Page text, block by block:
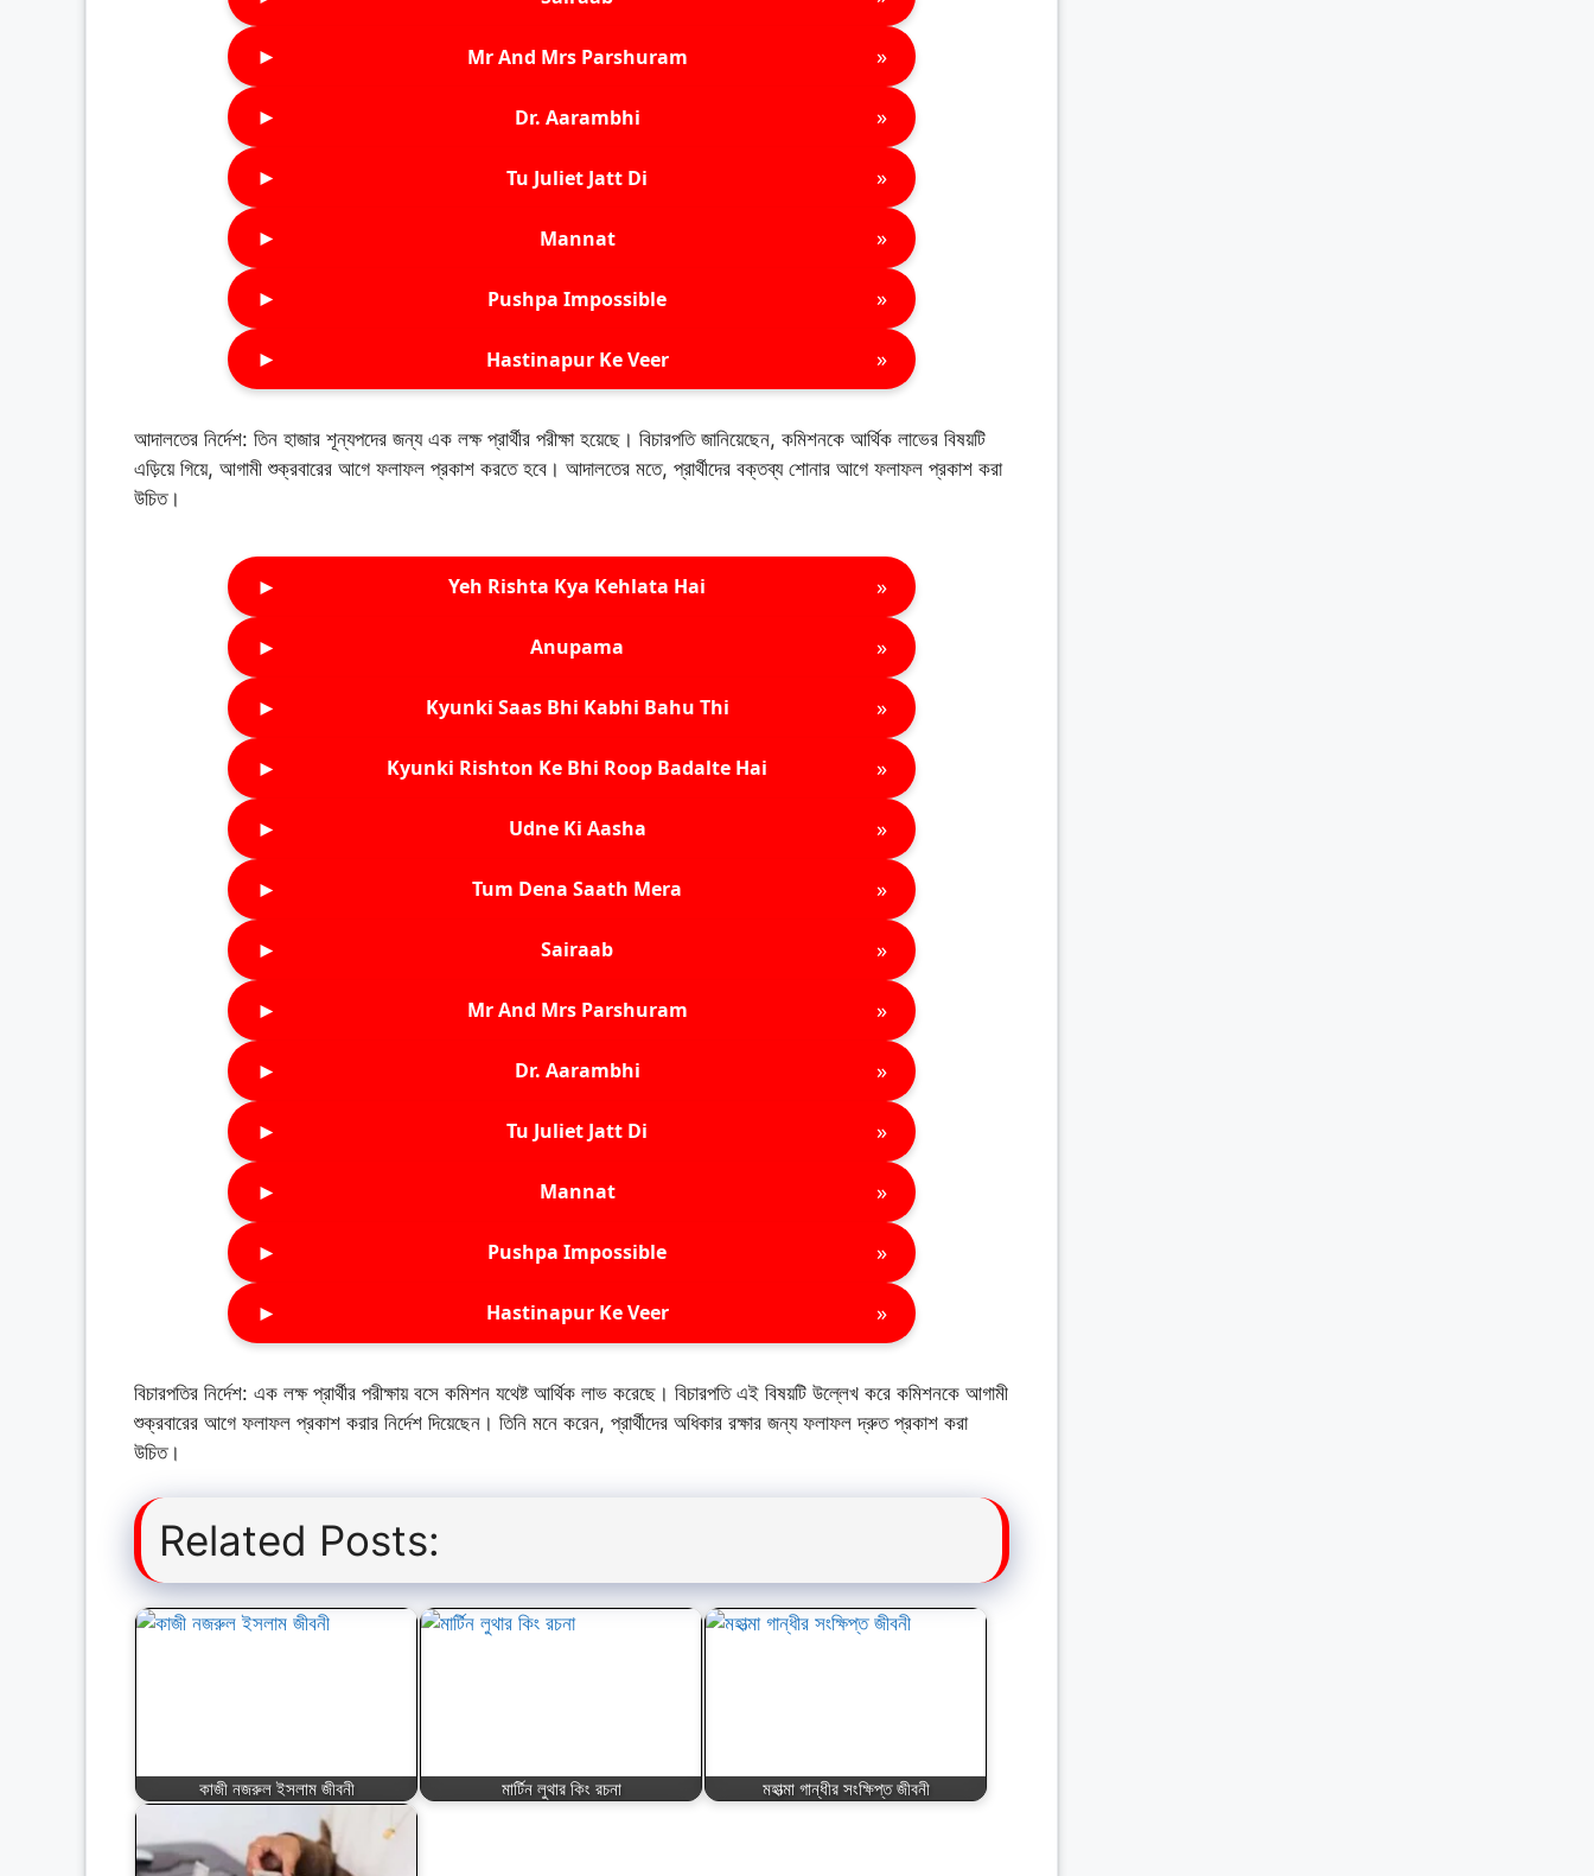
► Mr And Mrs Parshuram »
► Dr. Aarambhi »
► Tu Juliet Jatt Di »
► Mannat »
► Pushpa Impossible »
► Hastinapur Ke Veer »
আদালতের নির্দেশ: তিন হাজার শূন্যপদের জন্য এক লক্ষ প্রার্থীর পরীক্ষা হয়েছে। বিচারপতি জানিয়েছেন, কমিশনকে আর্থিক লাভের বিষয়টি
এড়িয়ে গিয়ে, আগামী শুক্রবারের আগে ফলাফল প্রকাশ করতে হবে। আদালতের মতে, প্রার্থীদের বক্তব্য শোনার আগে ফলাফল প্রকাশ করা
উচিত।
► Yeh Rishta Kya Kehlata Hai »
► Anupama »
► Kyunki Saas Bhi Kabhi Bahu Thi »
► Kyunki Rishton Ke Bhi Roop Badalte Hai »
► Udne Ki Aasha »
► Tum Dena Saath Mera »
► Sairaab »
► Mr And Mrs Parshuram »
► Dr. Aarambhi »
► Tu Juliet Jatt Di »
► Mannat »
► Pushpa Impossible »
► Hastinapur Ke Veer »
বিচারপতির নির্দেশ: এক লক্ষ প্রার্থীর পরীক্ষায় বসে কমিশন যথেষ্ট আর্থিক লাভ করেছে। বিচারপতি এই বিষয়টি উল্লেখ করে কমিশনকে আগামী
শুক্রবারের আগে ফলাফল প্রকাশ করার নির্দেশ দিয়েছেন। তিনি মনে করেন, প্রার্থীদের অধিকার রক্ষার জন্য ফলাফল দ্রুত প্রকাশ করা
উচিত।
Related Posts:
কাজী নজরুল ইসলাম জীবনী মার্টিন লুথার কিং রচনা মহাত্মা গান্ধীর সংক্ষিপ্ত জীবনী